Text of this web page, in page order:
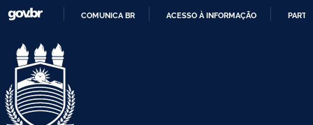
Pular
COMUNICA BR ACESSO À INFORMAÇÃO